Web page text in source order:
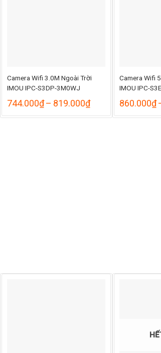
Camera Wifi 3.0M Ngoài Trời
IMOU IPC-S3DP-3M0WJ
744.000₫– 819.000₫Khoảng
giá:
từ
Camera Wifi
IMOU IPC-
860.000₫